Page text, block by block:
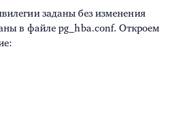
заданы без изменения
в файле pg_hba.conf. Откроем